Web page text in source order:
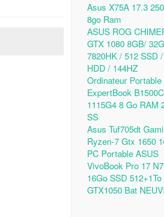
Asus X75A 17.3
8go Ram
ASUS ROG
GTX 1080 8GB/
7820HK / 512 SSD
HDD / 144HZ
Ordinateur Portable
ExpertBook
1115G4 8 Go RAM
SS
Asus Tuf705dt
Ryzen-7 Gtx 1650
PC Portable ASUS
VivoBook Pro 17
16Go SSD 512+1To
GTX1050 Bat